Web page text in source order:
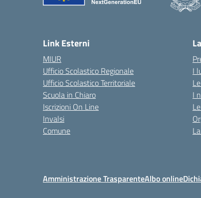
Link Esterni
MIUR
Ufficio Scolastico Regionale
Ufficio Scolastico Territoriale
Scuola in Chiaro
Iscrizioni On Line
Invalsi
Comune
I
I
Amministrazione TrasparenteAlbo online